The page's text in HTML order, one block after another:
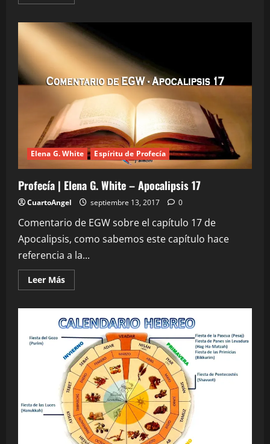
Profecía
|
Elena
G.
White
Daniel
7
Elena G. White Espíritu de Profecía
Profecía | Elena G. White – Apocalipsis 17
CuartoAngel septiembre 13, 2017 0
Comentario de EGW sobre el capítulo 17 de
Apocalipsis, como sabemos este capítulo hace
referencia a la...
Leer MásLeer
más
|
Elena
G.
White
–
Apocalipsis
17